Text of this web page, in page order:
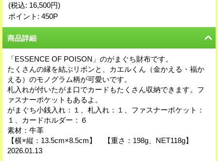
(税込: 16,500円)
ポイント: 450P
商品詳細
「ESSENCE OF POISON」のがまぐち財布です。
たくさんの縁を結ぶリボンと、カエルくん（金かえる・福か
える）のモノグラム柄が可愛いです。
札入れが付いたがま口でカードもたくさん収納できます。フ
ァスナーポケットもあるよ。
がまぐち小銭入れ：１、札入れ：１、ファスナーポケット：
１、カードホルダー：６
素材：牛革
【横×縦：13.5cm×8.5cm】 【重さ：198g、NET118g】
2026.01.13